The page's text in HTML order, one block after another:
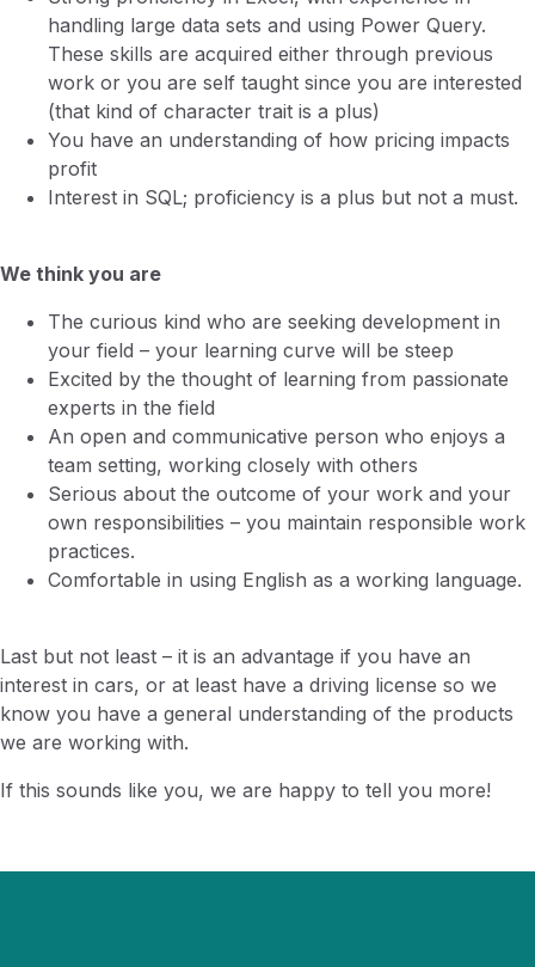
handling large data sets and using Power Query.
These skills are acquired either through previous
work or you are self taught since you are interested
(that kind of character trait is a plus)
You have an understanding of how pricing impacts
profit
Interest in SQL; proficiency is a plus but not a must.
We think you are
The curious kind who are seeking development in
your field – your learning curve will be steep
Excited by the thought of learning from passionate
experts in the field
An open and communicative person who enjoys a
team setting, working closely with others
Serious about the outcome of your work and your
own responsibilities – you maintain responsible work
practices.
Comfortable in using English as a working language.
Last but not least – it is an advantage if you have an
interest in cars, or at least have a driving license so we
know you have a general understanding of the products
we are working with.
If this sounds like you, we are happy to tell you more!